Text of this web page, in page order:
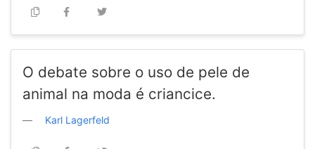
O debate sobre o uso de pele de
animal na moda é criancice.
Karl Lagerfeld